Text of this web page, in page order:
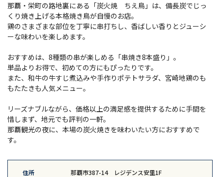
那覇・栄町の路地裏にある「炭火焼 ちえ鳥」は、備長炭でじっ
くり焼き上げる本格焼き鳥が自慢のお店。
鶏のさまざまな部位を丁寧に串打ちし、香ばしい香りとジューシ
ーな味わいを楽しめます。
おすすめは、8種類の串が楽しめる「串焼き8本盛り」。
単品よりお得で、初めての方にもぴったりです。
また、和牛の牛すじ煮込みや手作りポテトサラダ、宮崎地鶏のも
もたたきも人気メニュー。
リーズナブルながら、価格以上の満足感を提供するために手間を
惜しまず、地元でも評判の一軒。
那覇観光の夜に、本場の炭火焼きを味わいたい方におすすめで
す。
住所 那覇市387-14 レジデンス安里1F